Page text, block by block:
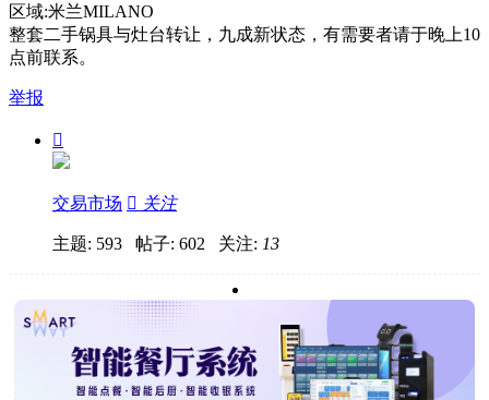
区域:米兰MILANO
整套二手锅具与灶台转让，九成新状态，有需要者请于晚上10
点前联系。
举报

交易市场  关注
主题: 593 帖子: 602 关注: 13